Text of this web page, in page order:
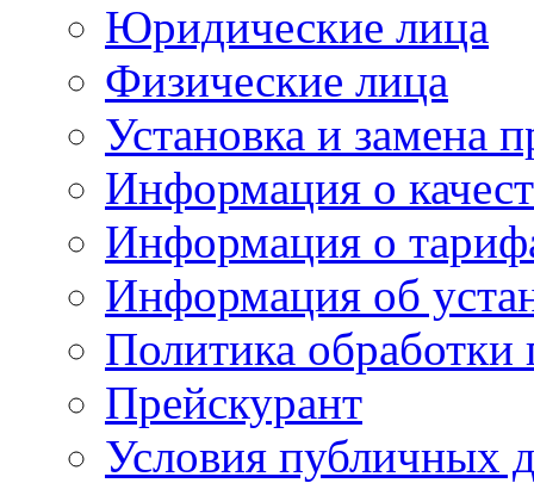
Юридические лица
Физические лица
Установка и замена
Информация о
Информация о
Информация об
Политика
Прейскурант
Условия публичных